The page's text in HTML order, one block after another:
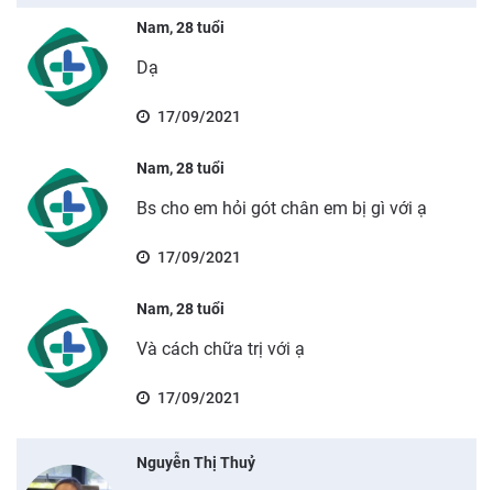
Nam, 28 tuổi
Dạ
17/09/2021
Nam, 28 tuổi
Bs cho em hỏi gót chân em bị gì với ạ
17/09/2021
Nam, 28 tuổi
Và cách chữa trị với ạ
17/09/2021
Nguyễn Thị Thuỷ